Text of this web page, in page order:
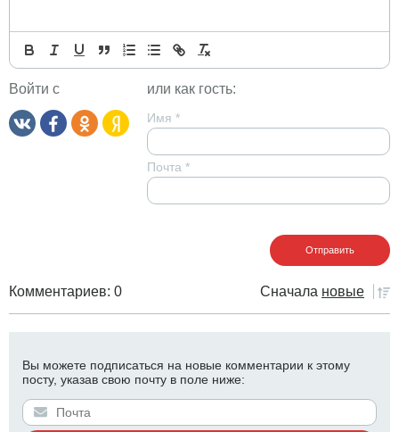
Войти с или как гость:
Имя *
Почта *
Комментариев: 0 Сначала новые
Вы можете подписаться на новые комментарии к этому
посту, указав свою почту в поле ниже: